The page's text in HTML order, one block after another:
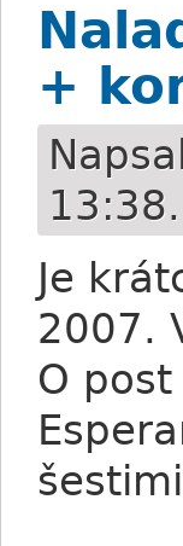
+
13:38.
Je
2007.
O